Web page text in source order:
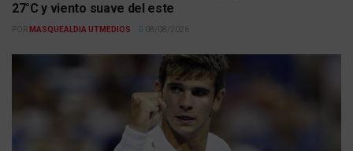
27°C y viento suave del este
POR MASQUEALDIA UTMEDIOS 08/08/2026